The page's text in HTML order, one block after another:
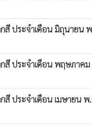
สี ประจำเดือน มิถุนายน
สี ประจำเดือน พฤษภาค
สี ประจำเดือน เมษายน พ